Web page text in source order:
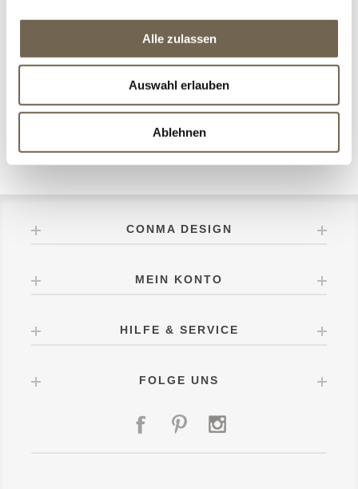
Alle zulassen
Auswahl erlauben
Ablehnen
BLOG SUCHE
KATEGORIEN
POPULÄRE BLOG TAGS
CONMA DESIGN
MEIN KONTO
HILFE & SERVICE
FOLGE UNS